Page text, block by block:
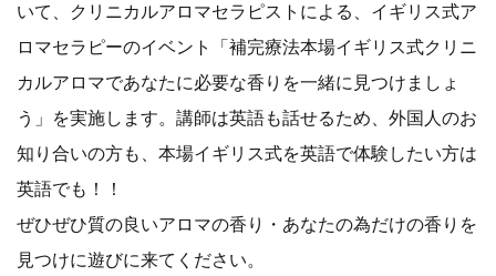
いて、クリニカルアロマセラピストによる、イギリス式ア
ロマセラピーのイベント「補完療法本場イギリス式クリニ
カルアロマであなたに必要な香りを一緒に見つけましょ
う」を実施します。講師は英語も話せるため、外国人のお
知り合いの方も、本場イギリス式を英語で体験したい方は
英語でも！！
ぜひぜひ質の良いアロマの香り・あなたの為だけの香りを
見つけに遊びに来てください。